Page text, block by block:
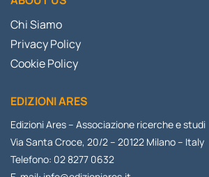
Chi Siamo
Privacy Policy
Cookie Policy
EDIZIONI ARES
Edizioni Ares – Associazione ricerche e studi
Via Santa Croce, 20/2 – 20122 Milano – Italy
Telefono: 02 8277 0632